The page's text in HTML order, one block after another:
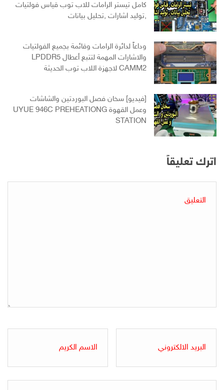
كامل تيستر الرامات للاب توب قياس فولتيات
,توليد اشارات ,تحليل بيانات
وداعاً لدائرة الرامات وقائمة بجميع الفولتيات
والاشارات المهمة لتتبع أعطال LPDDR5
CAMM2 لاجهزة اللاب توب الحديثة
[فيديو] سخان فصل البوردتين والشاشات
وعمل القهوة UYUE 946C PREHEATIONG
STATION
اترك تعليقاً